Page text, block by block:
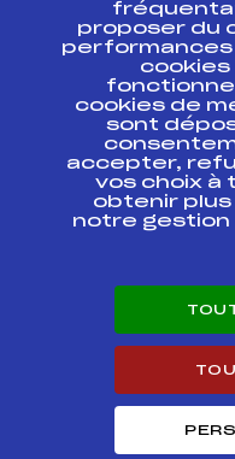
Ressources
Pass’Neige
Projet sportif
Projet de
Antidopage
Pôle
Scientifique
Listes
Pôle vie de
Carrières
proposer du
performances
cookies de
sont
accepter,
vos choix à
obtenir
notre gestion